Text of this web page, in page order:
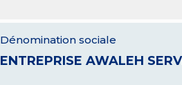
Dénomination sociale
ENTREPRISE AWALEH